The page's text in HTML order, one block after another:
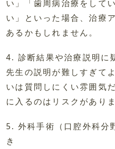
い」「歯周病治療をして
い」といった場合、治療
あるかもしれません。
4. 診断結果や治療説明に
先生の説明が難しすぎて
いは質問しにくい雰囲気
に入るのはリスクがありま
5. 外科手術（口腔外科分
き